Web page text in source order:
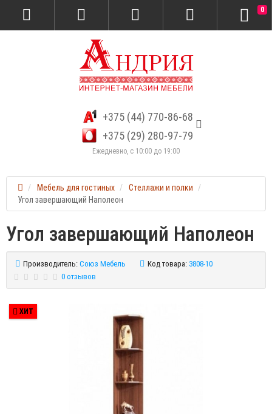
+375 (44) 770-86-68
+375 (29) 280-97-79
Ежедневно, с 10:00 до 19:00
0
Мебель для гостиных
Стеллажи и полки
Угол завершающий Наполеон
Угол завершающий Наполеон
Производитель: Союз Мебель Код товара: 3808-10
0 отзывов
ХИТ